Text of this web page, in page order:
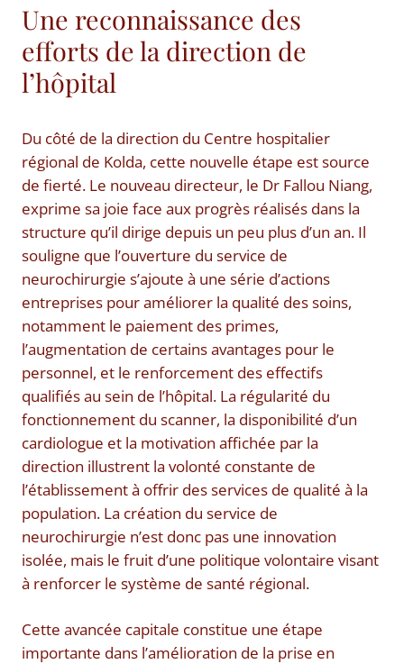
Une reconnaissance des
efforts de la direction de
l’hôpital
Du côté de la direction du Centre hospitalier
régional de Kolda, cette nouvelle étape est source
de fierté. Le nouveau directeur, le Dr Fallou Niang,
exprime sa joie face aux progrès réalisés dans la
structure qu’il dirige depuis un peu plus d’un an. Il
souligne que l’ouverture du service de
neurochirurgie s’ajoute à une série d’actions
entreprises pour améliorer la qualité des soins,
notamment le paiement des primes,
l’augmentation de certains avantages pour le
personnel, et le renforcement des effectifs
qualifiés au sein de l’hôpital. La régularité du
fonctionnement du scanner, la disponibilité d’un
cardiologue et la motivation affichée par la
direction illustrent la volonté constante de
l’établissement à offrir des services de qualité à la
population. La création du service de
neurochirurgie n’est donc pas une innovation
isolée, mais le fruit d’une politique volontaire visant
à renforcer le système de santé régional.
Cette avancée capitale constitue une étape
importante dans l’amélioration de la prise en